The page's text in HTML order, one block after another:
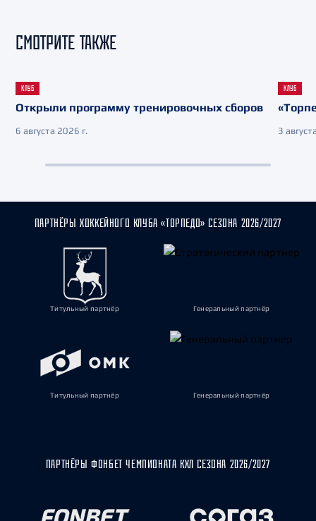
СМОТРИТЕ ТАКЖЕ
КЛУБ
Открыли программу тренировочных сборов
6 августа 2026 г.
КЛУБ
3
ПАРТНЁРЫ ХОККЕЙНОГО КЛУБА «ТОРПЕДО» СЕЗОНА 2026/2027
Титульный партнёр Генеральный партнёр
Титульный партнёр Генеральный партнёр
ПАРТНЁРЫ ФОНБЕТ ЧЕМПИОНАТА КХЛ СЕЗОНА 2026/2027